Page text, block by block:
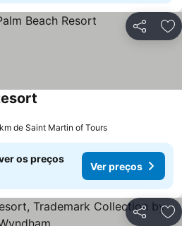
Partilhar
de Saint Martin of Tours
os preços
Ver preços
Partilhar